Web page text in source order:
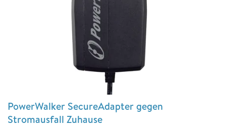
PowerWalker SecureAdapter gegen
Stromausfall Zuhause